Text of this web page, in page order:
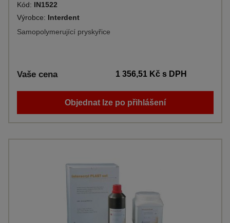
Kód: IN1522
Výrobce: Interdent
Samopolymerující pryskyřice
Vaše cena 1 356,51 Kčs DPH
Objednat lze po přihlášení